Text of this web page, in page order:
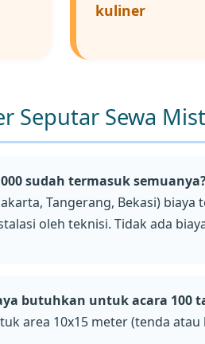
kuliner
Seputar Sewa
sudah termasuk
Tangerang, Bekasi)
oleh teknisi. Tidak ada
butuhkan untuk acara 100
area 10x15 meter (tenda